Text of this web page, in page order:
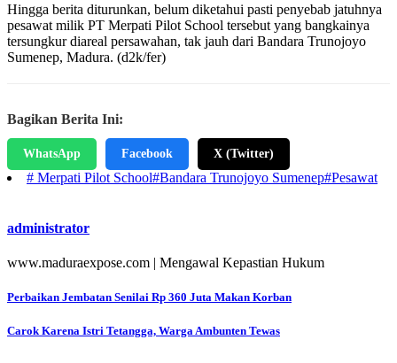
Hingga berita diturunkan, belum diketahui pasti penyebab jatuhnya
pesawat milik PT Merpati Pilot School tersebut yang bangkainya
tersungkur diareal persawahan, tak jauh dari Bandara Trunojoyo
Sumenep, Madura. (d2k/fer)
Bagikan Berita Ini:
WhatsApp Facebook X (Twitter)
# Merpati Pilot School#Bandara Trunojoyo Sumenep#Pesawat
administrator
www.maduraexpose.com | Mengawal Kepastian Hukum
Navigasi
pos
Perbaikan Jembatan Senilai Rp 360 Juta Makan Korban
Carok Karena Istri Tetangga, Warga Ambunten Tewas